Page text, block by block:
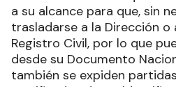
a su alcance para que, sin
trasladarse a la Dirección o
Registro Civil, por lo que
desde su Documento
también se expiden